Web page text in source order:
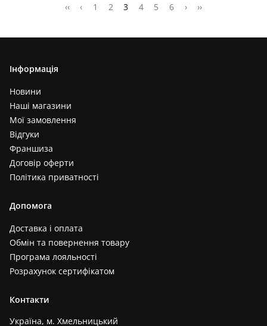
‹‹
‹ 1 2 3 4 5 6 › ››
Інформація
Новини
Наші магазини
Мої замовлення
Відгуки
Франшиза
Договір оферти
Політика приватності
Допомога
Доставка і оплата
Обмін та повернення товару
Програма лояльності
Розрахунок сертифікатом
Контакти
Україна, м. Хмельницький